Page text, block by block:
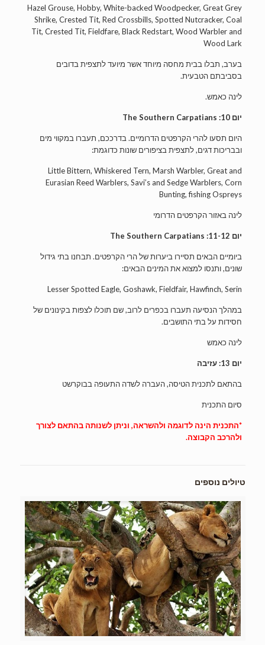
Hazel Grouse, Hobby, White-backed Woodpecker, Great Grey
Shrike, Crested Tit, Red Crossbills, Spotted Nutcracker, Coal
Tit, Crested Tit, Fieldfare, Black Redstart, Wood Warbler and
Wood Lark
בערב, תבלו בבית מחסה מיוחד אשר מיועד לתצפית בדובים
בסביבתם הטבעית.
לינה כאמש.
יום 10: The Southern Carpatians
היום תסעו להרי הקרפטים הדרומיים. בדרככם, תעברו במקווי מים
ובבריכות דגים, לתצפית בציפורים שונות כדוגמת:
Little Bittern, Whiskered Tern, Marsh Warbler, Great and
Eurasian Reed Warblers, Savi’s and Sedge Warblers, Corn
Bunting, fishing Ospreys
לינה באזור הקרפטים הדרומי
יום 11-12: The Southern Carpatians
ביומיים הבאים תסיירו ביערות של הרי הקרפטים. תבחנו בתי גידול
שונים, ותנסו למצוא את המינים הבאים:
Lesser Spotted Eagle, Goshawk, Fieldfair, Hawfinch, Serin
במהלך הנסיעה תעברו בכפרים לרוב, שם תוכלו לצפות בקינונים של
חסידות על בתי התושבים.
לינה כאמש
יום 13: עזיבה
בהתאם לתכנית הטיסה, העברה לשדה התעופה בבוקרשט
סיום התכנית
*התכנית הינה לדוגמה ולהשראה, וניתן לשנותה בהתאם לצורך
ולהרכב הקבוצה.
טיולים נוספים